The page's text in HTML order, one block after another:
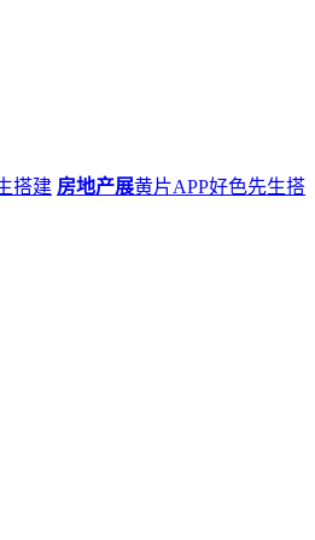
搭建 房地产展黄片APP好色先生搭